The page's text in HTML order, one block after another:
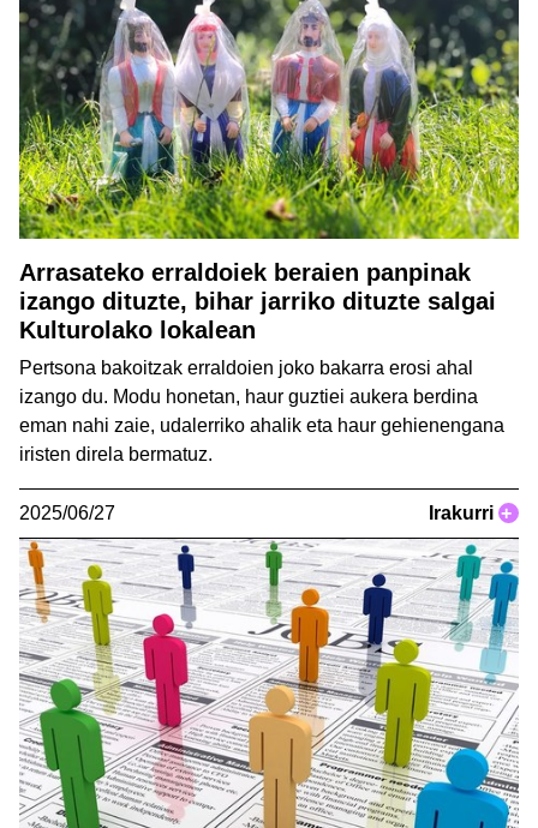
Arrasateko erraldoiek beraien panpinak
izango dituzte, bihar jarriko dituzte salgai
Kulturolako lokalean
Pertsona bakoitzak erraldoien joko bakarra erosi ahal
izango du. Modu honetan, haur guztiei aukera berdina
eman nahi zaie, udalerriko ahalik eta haur gehienengana
iristen direla bermatuz.
2025/06/27 Irakurri +